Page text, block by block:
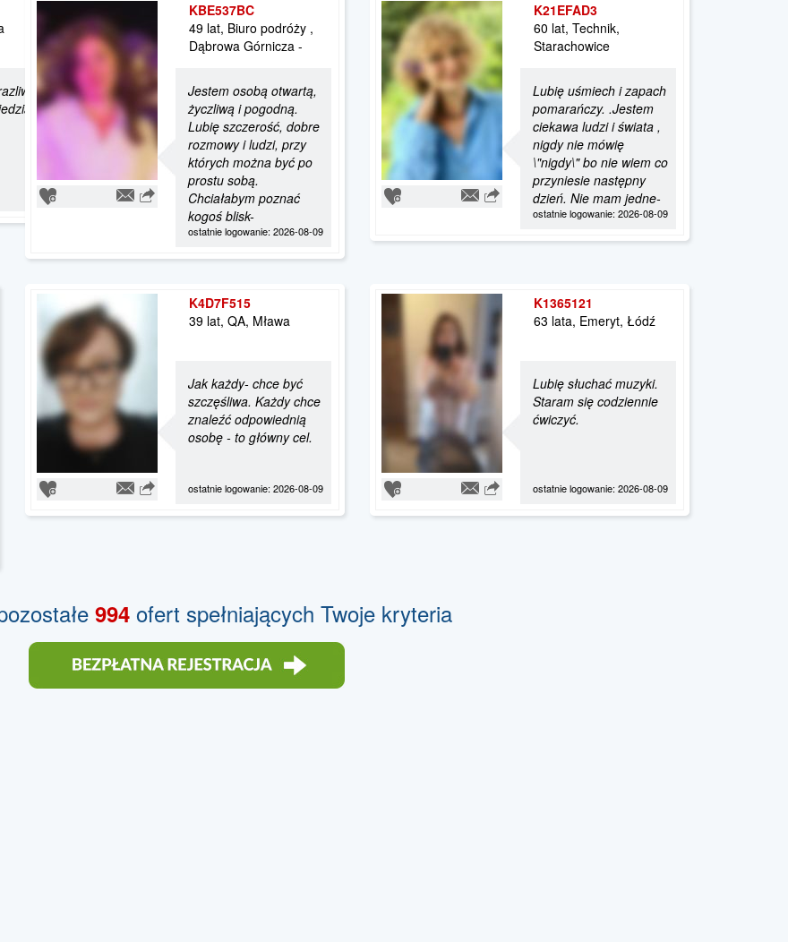
empatie , prawdę. ..poczucie
KBE537BC
49 lat, Biuro podróży ,
Dąbrowa Górnicza -
Jestem osobą otwartą,
życzliwą i pogodną.
Lubię szczerość, dobre
rozmowy i ludzi, przy
których można być po
prostu sobą.
Chciałabym poznać
kogoś blisk-
ostatnie logowanie: 2026-08-09
K21EFAD3
60 lat, Technik,
Starachowice
Lubię uśmiech i zapach
pomarańczy. .Jestem
ciekawa ludzi i świata ,
nigdy nie mówię
\"nigdy\" bo nie wiem co
przyniesie następny
dzień. Nie mam jedne-
ostatnie logowanie: 2026-08-09
K4D7F515
39 lat, QA, Mława
Jak każdy- chce być
szczęśliwa. Każdy chce
znaleźć odpowiednią
osobę - to główny cel.
ostatnie logowanie: 2026-08-09
K1365121
63 lata, Emeryt, Łódź
Lubię słuchać muzyki.
Staram się codziennie
ćwiczyć.
ostatnie logowanie: 2026-08-09
994 ofert spełniających Twoje kryteria